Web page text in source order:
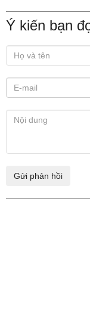
Ý kiến bạn